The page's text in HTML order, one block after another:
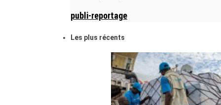
publi-reportage
Les plus récents